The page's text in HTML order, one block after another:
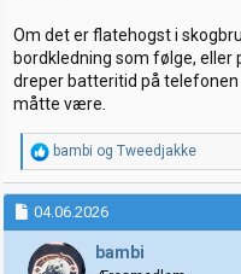
Om det er flatehogst i
bordkledning som følge,
dreper batteritid på
måtte være.
R
e
a
k
j
o
bambi og Tweedjakke
04.06.2026
bambi